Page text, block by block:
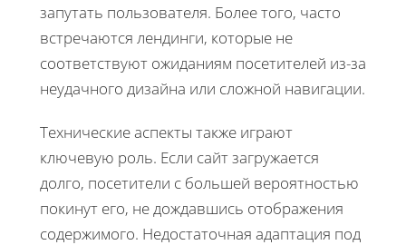
запутать пользователя. Более того, часто
встречаются лендинги, которые не
соответствуют ожиданиям посетителей из-за
неудачного дизайна или сложной навигации.
Технические аспекты также играют
ключевую роль. Если сайт загружается
долго, посетители с большей вероятностью
покинут его, не дождавшись отображения
содержимого. Недостаточная адаптация под